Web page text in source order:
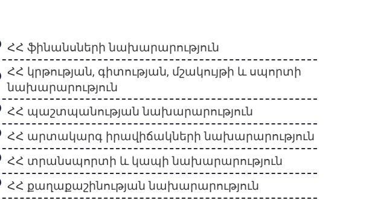
ՀՀ ֆինանսների նախարարություն
ՀՀ կրթության, գիտության, մշակույթի և սպորտի
նախարարություն
ՀՀ պաշտպանության նախարարություն
ՀՀ արտակարգ իրավիճակների նախարարություն
ՀՀ տրանսպորտի և կապի նախարարություն
ՀՀ քաղաքաշինության նախարարություն